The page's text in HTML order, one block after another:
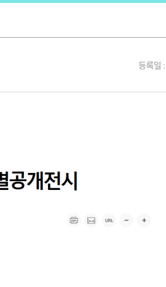
등록일